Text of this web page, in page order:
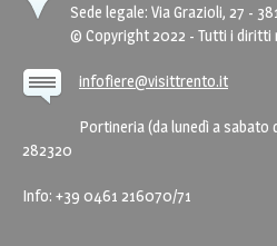
Sede legale: Via Grazioli, 27 -
© Copyright 2022 - Tutti i diritti
infofiere@visittrento.it
Portineria (da lunedì a sabato
282320
Info: +39 0461 216070/71